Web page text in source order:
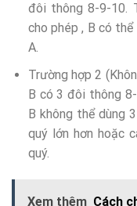
đôi thông 8-9-10.
cho phép , B có
A.
Trường hợp 2
B có 3 đôi thông
B không thể dùng
quý lớn hơn hoặc
quý.
Xem thêm Cách